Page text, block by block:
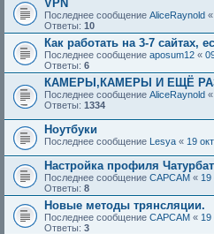
VPN
Последнее сообщение AliceRaynold «
Ответы: 10
Как работать на 3-7 сайтах,
Последнее сообщение aposum12 «
Ответы: 6
КАМЕРЫ,КАМЕРЫ И ЕЩЁ
Последнее сообщение AliceRaynold «
Ответы: 1334
Ноутбуки
Последнее сообщение Lesya « 19
Настройка профиля Чатурбат
Последнее сообщение CAPCAM « 19
Ответы: 8
Новые методы трянсляции.
Последнее сообщение CAPCAM « 19
Ответы: 3